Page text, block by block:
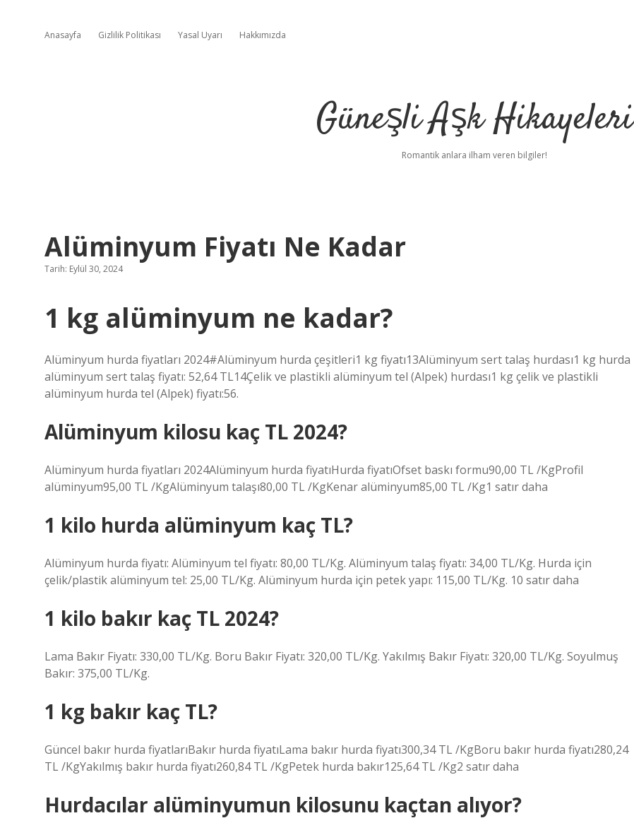
Anasayfa Gizlilik Politikası Yasal Uyarı Hakkımızda
Güneşli Aşk Hikayeleri
Romantik anlara ilham veren bilgiler!
Alüminyum Fiyatı Ne Kadar
Tarih: Eylül 30, 2024
1 kg alüminyum ne kadar?
Alüminyum hurda fiyatları 2024#Alüminyum hurda çeşitleri1 kg fiyatı13Alüminyum sert talaş hurdası1 kg hurda
alüminyum sert talaş fiyatı: 52,64 TL14Çelik ve plastikli alüminyum tel (Alpek) hurdası1 kg çelik ve plastikli
alüminyum hurda tel (Alpek) fiyatı:56.
Alüminyum kilosu kaç TL 2024?
Alüminyum hurda fiyatları 2024Alüminyum hurda fiyatıHurda fiyatıOfset baskı formu90,00 TL /KgProfil
alüminyum95,00 TL /KgAlüminyum talaşı80,00 TL /KgKenar alüminyum85,00 TL /Kg1 satır daha
1 kilo hurda alüminyum kaç TL?
Alüminyum hurda fiyatı: Alüminyum tel fiyatı: 80,00 TL/Kg. Alüminyum talaş fiyatı: 34,00 TL/Kg. Hurda için
çelik/plastik alüminyum tel: 25,00 TL/Kg. Alüminyum hurda için petek yapı: 115,00 TL/Kg. 10 satır daha
1 kilo bakır kaç TL 2024?
Lama Bakır Fiyatı: 330,00 TL/Kg. Boru Bakır Fiyatı: 320,00 TL/Kg. Yakılmış Bakır Fiyatı: 320,00 TL/Kg. Soyulmuş
Bakır: 375,00 TL/Kg.
1 kg bakır kaç TL?
Güncel bakır hurda fiyatlarıBakır hurda fiyatıLama bakır hurda fiyatı300,34 TL /KgBoru bakır hurda fiyatı280,24
TL /KgYakılmış bakır hurda fiyatı260,84 TL /KgPetek hurda bakır125,64 TL /Kg2 satır daha
Hurdacılar alüminyumun kilosunu kaçtan alıyor?